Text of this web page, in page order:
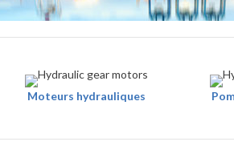
Moteurs hydrauliques